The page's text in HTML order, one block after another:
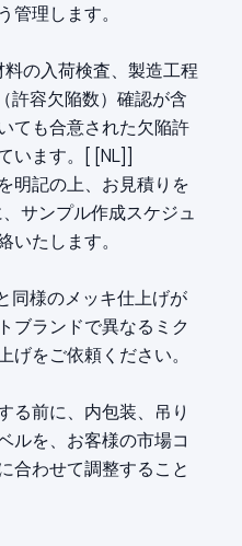
理します。
の入荷検査、製造工程
許容欠陥数）確認が含
ても合意された欠陥許
います。[ [NL]]
明記の上、お見積りを
サンプル作成スケジュ
たします。
同様のメッキ仕上げが
ブランドで異なるミク
げをご依頼ください。
る前に、内包装、吊り
ルを、お客様の市場コ
合わせて調整すること